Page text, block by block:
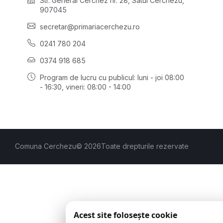
907045
secretar@primariacerchezu.ro
0241 780 204
0374 918 685
Program de lucru cu publicul: luni - joi 08:00
- 16:30 , vineri: 08:00 - 14:00
Comuna Cerchezu© 2026Toate drepturile rezervate
Acest site folosește cookie